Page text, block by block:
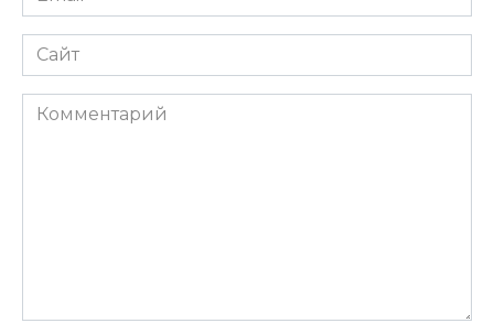
*
Сайт
Комментарий